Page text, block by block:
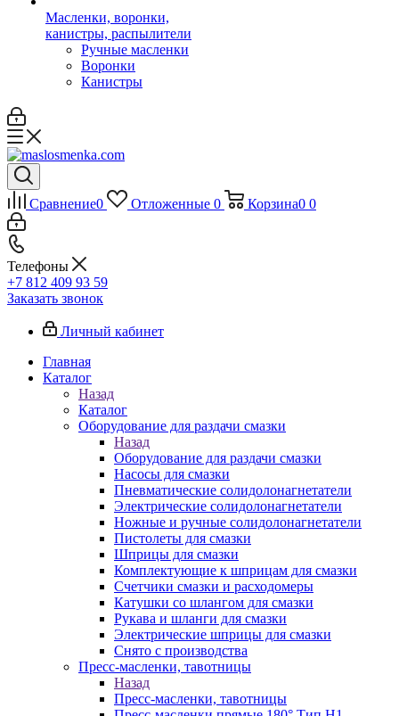
Масленки, воронки,
канистры, распылители
Ручные масленки
Воронки
Канистры
Сравнение0 Отложенные 0 Корзина0 0
Телефоны
+7 812 409 93 59
Заказать звонок
Личный кабинет
Главная
Каталог
Назад
Каталог
Оборудование для раздачи смазки
Назад
Оборудование для раздачи смазки
Насосы для смазки
Пневматические солидолонагнетатели
Электрические солидолонагнетатели
Ножные и ручные солидолонагнетатели
Пистолеты для смазки
Шприцы для смазки
Комплектующие к шприцам для смазки
Счетчики смазки и расходомеры
Катушки со шлангом для смазки
Рукава и шланги для смазки
Электрические шприцы для смазки
Снято с производства
Пресс-масленки, тавотницы
Назад
Пресс-масленки, тавотницы